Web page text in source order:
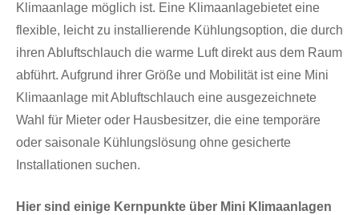
Klimaanlage möglich ist. Eine Klimaanlagebietet eine
flexible, leicht zu installierende Kühlungsoption, die durch
ihren Abluftschlauch die warme Luft direkt aus dem Raum
abführt. Aufgrund ihrer Größe und Mobilität ist eine Mini
Klimaanlage mit Abluftschlauch eine ausgezeichnete
Wahl für Mieter oder Hausbesitzer, die eine temporäre
oder saisonale Kühlungslösung ohne gesicherte
Installationen suchen.
Hier sind einige Kernpunkte über Mini Klimaanlagen